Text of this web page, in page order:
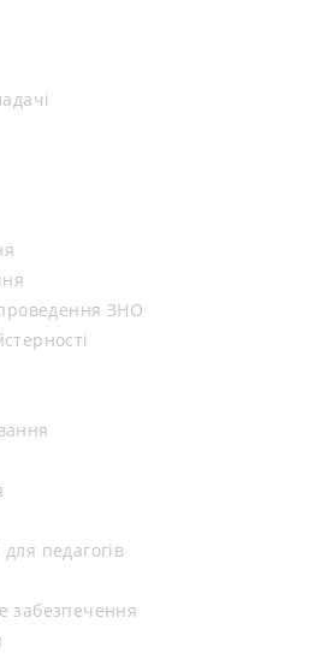
проведення ЗНО
педагогів
забезпечення